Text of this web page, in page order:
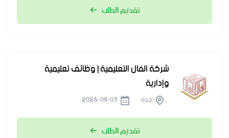
تقديم الطلب
شركة الفال التعليمية | وظائف تعليمية
وإدارية
جدة
تقديم الطلب